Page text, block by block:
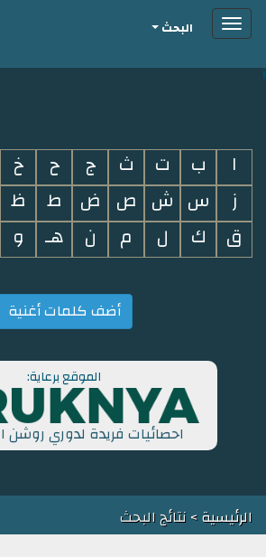
i
Toggleالبحث
ا ب ت ث ج ح خ
ز
س ش ص ض ط ظ
ق
ك ل م ن هـ و
أضف كلمات أغنية
الموقع برعاية:
احصائيات فريدة لدوري
الرئيسية> نتائج البحث